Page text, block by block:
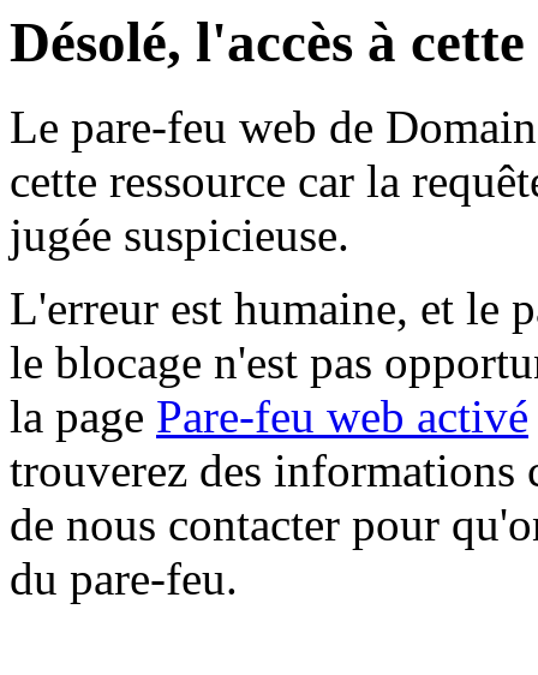
Désolé, l'accès à
Le pare-feu web de
cette ressource car la
jugée suspicieuse.
L'erreur est humaine, et le
le blocage n'est pas
la page Pare-feu web activé
trouverez des informations
de nous contacter pour
du pare-feu.